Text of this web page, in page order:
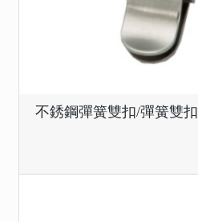
不銹鋼彈簧雙扣/彈簧雙扣